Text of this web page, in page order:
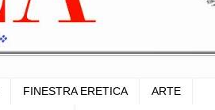
FINESTRA ERETICA ARTE